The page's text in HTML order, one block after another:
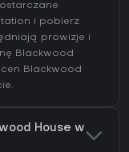
i pobierz
prowizje i
Blackwood
cen Blackwood
House w